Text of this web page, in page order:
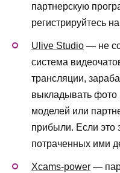
партнерскую
регистрируйтесь
Ulive Studio — не
система
трансляции,
выкладывать
моделей или
прибыли. Если это
потраченных ими
Xcams-power —